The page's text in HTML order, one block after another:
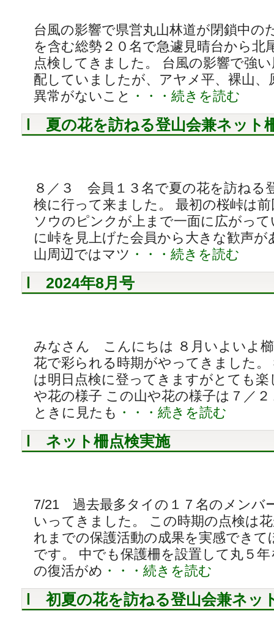
台風の影響で県営丸山林道が閉鎖中の
を含む総勢２０名で急遽見晴台から北
点検してきました。 台風の影響で強
配していましたが、アヤメ平、裸山、
異常がないこと ・・・続きを読む
夏の花を訪ねる登山会兼ネット
８／３ 会員１３名で夏の花を訪ねる
検に行って来ました。 最初の桜峠は
ソウのピンクが上まで一面に広がっ
に峠を見上げた会員から大きな歓声
山周辺ではマツ ・・・続きを読む
2024年8月号
みなさん こんにちは ８月いよいよ
花で彩られる時期がやってきました
は明日点検に登ってきますがとても
や花の様子 この山や花の様子は７／
ときに見たも ・・・続きを読む
ネット柵点検実施
7/21 過去最多タイの１７名のメンバ
いってきました。 この時期の点検は
れまでの保護活動の成果を実感でき
です。 中でも保護柵を設置して丸５
の復活がめ ・・・続きを読む
初夏の花を訪ねる登山会兼ネッ